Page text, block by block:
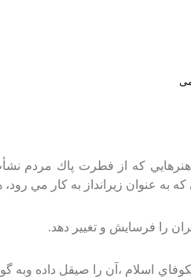
كه‌ از فطرت‌ پاك‌ مردم‌
عنوان‌ زيرانداز به‌ كار مي‌
را فرسايش‌ و تغيير دهد.
اسلام‌ ،آن‌ را صيقل‌ داده‌ وبه‌